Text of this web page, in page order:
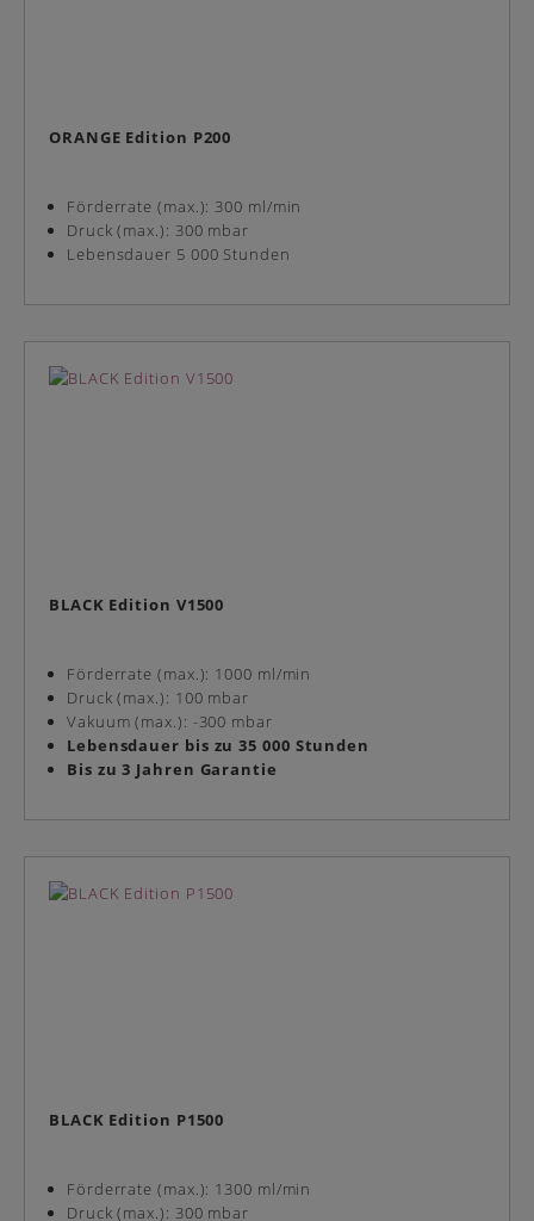
ORANGE Edition P200
Förderrate (max.): 300 ml/min
Druck (max.): 300 mbar
Lebensdauer 5 000 Stunden
BLACK Edition V1500
Förderrate (max.): 1000 ml/min
Druck (max.): 100 mbar
Vakuum (max.): -300 mbar
Lebensdauer bis zu 35 000 Stunden
Bis zu 3 Jahren Garantie
BLACK Edition P1500
Förderrate (max.): 1300 ml/min
Druck (max.): 300 mbar